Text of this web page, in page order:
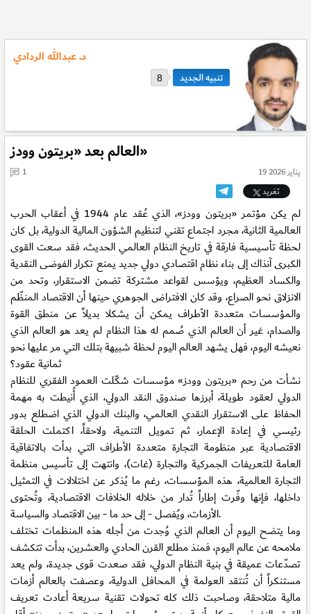
د. عبدالله الردادي
8
العالم بعد «بريتون وودز»
19 يناير 2026
1
تغريد
لم يكن مؤتمر «بريتون وودز»، الذي عُقد عام 1944 في أعقاب الحرب
العالمية الثانية، مجرد اجتماع تقني لتنظيم الشؤون المالية الدولية، بل كان
لحظة تأسيسية فارقة في تاريخ النظام العالمي الحديث، فقد سعت القوى
الكبرى آنذاك إلى بناء نظام اقتصادي دولي جديد يمنع تكرار الفوضى النقدية
والكساد العظيم، ويؤسس لقواعد مشتركة تضمن الاستقرار، وتحد من
الانزلاق نحو الصراع، وقد كان الافتراض الجوهري حينها أن الاقتصاد المنظّم
والمؤسسات متعددة الأطراف يمكن أن يشكلا بديلاً عن منطق القوة
والصدام، غير أن العالم الذي صُمم له هذا النظام لم يعد هو العالم الذي
نعيشه اليوم، فهل يشهد العالم اليوم لحظة شبيهة بتلك التي مر عليها نحو
ثمانية عقود؟
نشأت من رحم «بريتون وودز» مؤسسات شكّلت العمود الفقري للنظام
الدولي لعقود طويلة، أبرزها صندوق النقد الدولي، الذي أُنيطت به مهمة
الحفاظ على الاستقرار النقدي العالمي، والبنك الدولي الذي اضطلع بدور
رئيسي في إعادة الإعمار، ثم تمويل التنمية، ولاحقاً، اكتملت الحلقة
الاقتصادية عبر منظومة التجارة متعددة الأطراف التي بدأت بـالاتفاقية
العامة للتعريفات الجمركية والتجارة (غات)، وانتهت إلى تأسيس منظمة
التجارة العالمية، هذه المؤسسات، رغم ما يُذكر عن اختلالات في التمثيل
داخلها، فإنها وفّرت إطاراً تُدار من خلاله الخلافات الاقتصادية، وتُحتوى
الأزمات، ويُفصل - إلى حد ما - بين الاقتصاد والسياسة.
وما يتضح اليوم أن العالم الذي وُجدت من أجله هذه المنظمات تختلف
ملامحه عن عالم اليوم، فمنذ مطلع القرن الحادي والعشرين، بدأت تتكشف
تصدّعات عميقة في بنية النظام الدولي، فقد صعدت قوى جديدة، ولم يعد
مستنكراً أن تُنتقد العولمة في المحافل الدولية، وعصفت بالعالم أزمات
مالية متلاحقة، وصاحبت ذلك كله تحولات تقنية سريعة أعادت تعريف